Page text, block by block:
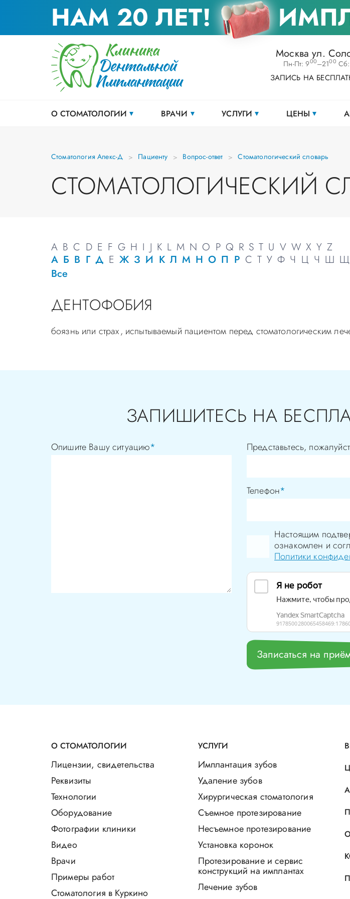
НАМ 20 ЛЕТ!
Москва ул.
Пн-Пт: 900–2100
ЗАПИСЬ НА
О СТОМАТОЛОГИИ ВРАЧИ УСЛУГИ ЦЕНЫ
Стоматология Апекс-Д Пациенту Вопрос-ответ Стоматологический словарь
СТОМАТОЛОГИЧЕСКИЙ
A B C D E F G H I J K L M N O P Q R S T U V W X Y Z
А Б В Г Д Е Ж З И К Л М Н О П Р С Т У Ф Ч Ц Ч Ш Щ
Все
ДЕНТОФОБИЯ
боязнь или страх, испытываемый пациентом перед стоматологическим
ЗАПИШИТЕСЬ НА
Представьтесь,
Телефон*
Опишите Вашу ситуацию*
Настоящим
ознакомлен и
Политики
Записаться на
О СТОМАТОЛОГИИ
Лицензии, свидетельства
Реквизиты
Технологии
Оборудование
Фотографии клиники
Видео
Врачи
Примеры работ
Стоматология в Куркино
УСЛУГИ
Имплантация зубов
Удаление зубов
Хирургическая стоматология
Съемное протезирование
Несъемное протезирование
Установка коронок
Протезирование и сервис
конструкций на имплантах
Лечение зубов